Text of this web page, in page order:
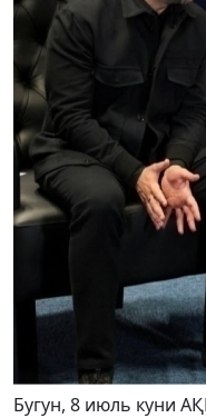
Бугун, 8 июль куни